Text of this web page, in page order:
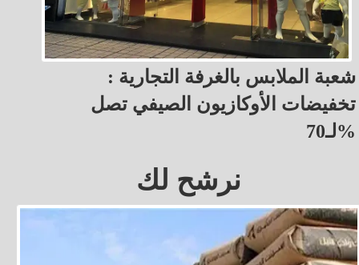
شعبة الملابس بالغرفة التجارية :
تخفيضات الأوكازيون الصيفي تصل
لـ70%
نرشح لك